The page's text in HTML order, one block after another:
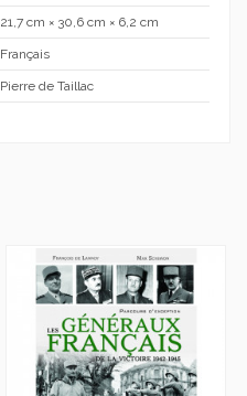
21,7 cm × 30,6 cm × 6,2 cm
Français
Pierre de Taillac